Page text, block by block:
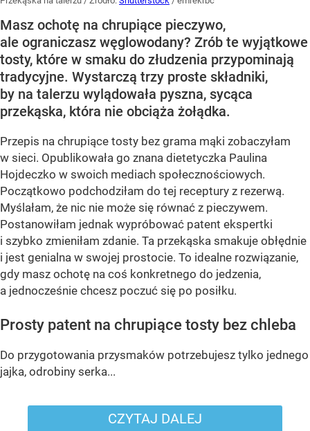
Masz ochotę na chrupiące pieczywo,
ale ograniczasz węglowodany? Zrób te wyjątkowe
tosty, które w smaku do złudzenia przypominają
tradycyjne. Wystarczą trzy proste składniki,
by na talerzu wylądowała pyszna, sycąca
przekąska, która nie obciąża żołądka.
Przepis na chrupiące tosty bez grama mąki zobaczyłam
w sieci. Opublikowała go znana dietetyczka Paulina
Hojdeczko w swoich mediach społecznościowych.
Początkowo podchodziłam do tej receptury z rezerwą.
Myślałam, że nic nie może się równać z pieczywem.
Postanowiłam jednak wypróbować patent ekspertki
i szybko zmieniłam zdanie. Ta przekąska smakuje obłędnie
i jest genialna w swojej prostocie. To idealne rozwiązanie,
gdy masz ochotę na coś konkretnego do jedzenia,
a jednocześnie chcesz poczuć się po posiłku.
Prosty patent na chrupiące tosty bez chleba
Do przygotowania przysmaków potrzebujesz tylko jednego
jajka, odrobiny serka...
CZYTAJ DALEJ